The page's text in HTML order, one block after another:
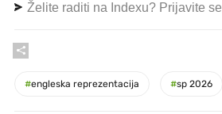
Želite raditi na Indexu? Prijavite se
#engleska reprezentacija #sp 2026